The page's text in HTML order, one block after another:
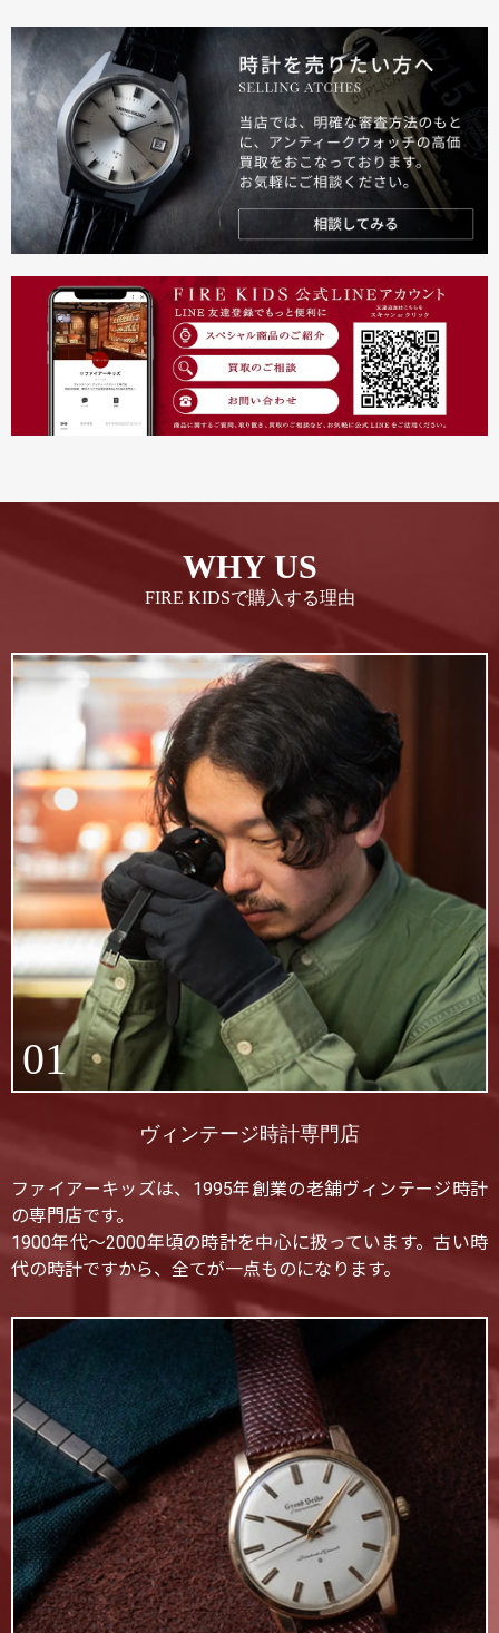
WHY US
FIRE KIDSで購入する理由
01
ヴィンテージ時計専門店
ファイアーキッズは、1995年創業の老舗ヴィンテージ時計
の専門店です。
1900年代〜2000年頃の時計を中心に扱っています。古い時
代の時計ですから、全てが一点ものになります。